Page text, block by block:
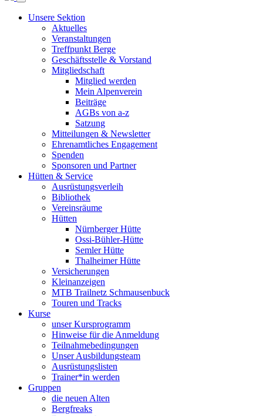
Unsere Sektion
Aktuelles
Veranstaltungen
Treffpunkt Berge
Geschäftsstelle & Vorstand
Mitgliedschaft
Mitglied werden
Mein Alpenverein
Beiträge
AGBs von a-z
Satzung
Mitteilungen & Newsletter
Ehrenamtliches Engagement
Spenden
Sponsoren und Partner
Hütten & Service
Ausrüstungsverleih
Bibliothek
Vereinsräume
Hütten
Nürnberger Hütte
Ossi-Bühler-Hütte
Semler Hütte
Thalheimer Hütte
Versicherungen
Kleinanzeigen
MTB Trailnetz Schmausenbuck
Touren und Tracks
Kurse
unser Kursprogramm
Hinweise für die Anmeldung
Teilnahmebedingungen
Unser Ausbildungsteam
Ausrüstungslisten
Trainer*in werden
Gruppen
die neuen Alten
Bergfreaks